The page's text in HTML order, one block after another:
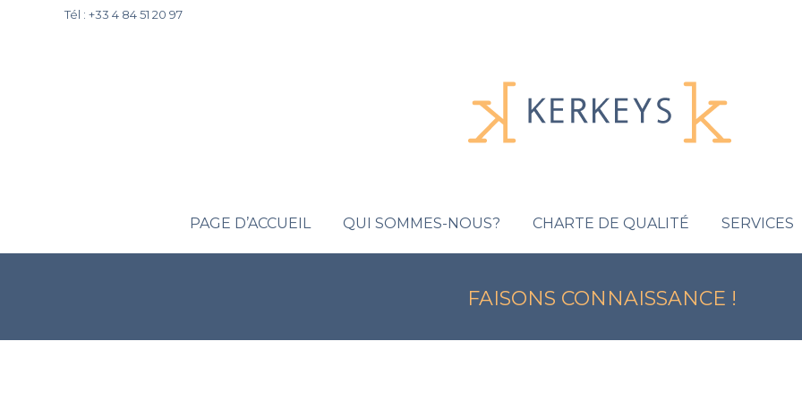
Tél : +33 4 84 51 20 97
PAGE D’ACCUEIL QUI SOMMES-NOUS? CHARTE DE QUALITÉ SERVICES
FAISONS CONNAISSANCE !